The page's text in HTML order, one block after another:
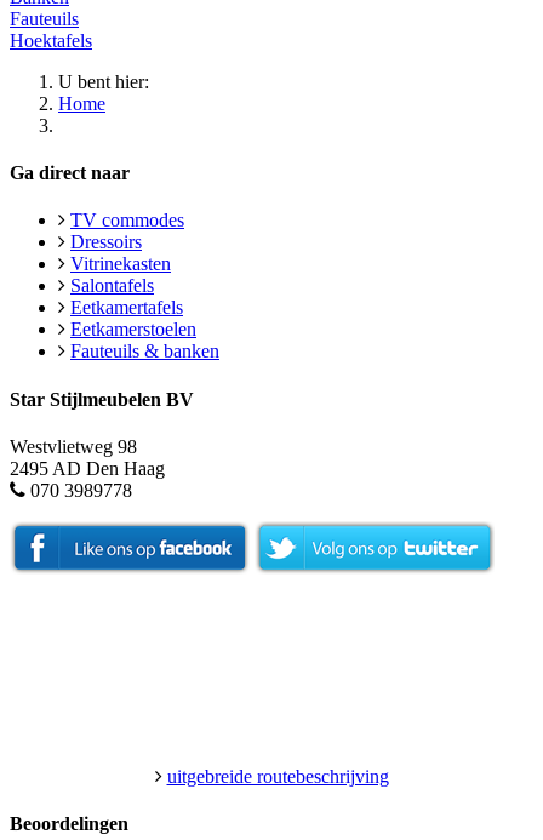
Fauteuils
Hoektafels
U bent hier:
Home
Ga direct naar
TV commodes
Dressoirs
Vitrinekasten
Salontafels
Eetkamertafels
Eetkamerstoelen
Fauteuils & banken
Star Stijlmeubelen BV
Westvlietweg 98
2495 AD Den Haag
070 3989778
uitgebreide routebeschrijving
Beoordelingen